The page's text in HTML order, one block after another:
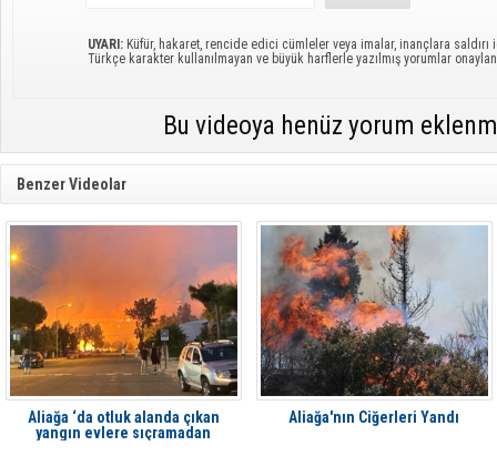
UYARI: Küfür, hakaret, rencide edici cümleler veya imalar, inançlara saldırı
Türkçe karakter kullanılmayan ve büyük harflerle yazılmış yorumlar
Bu videoya henüz yorum
Benzer Videolar
Aliağa ‘da otluk alanda çıkan
yangın evlere sıçramadan
Aliağa'nın Ciğerleri Yandı